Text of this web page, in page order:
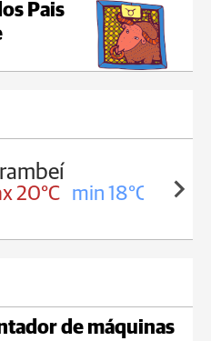
Pais
20°C min 18°C
de máquinas